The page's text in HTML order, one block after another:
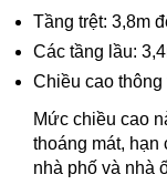
Tầng trệt: 3,8m
Các tầng lầu:
Chiều cao thông
Mức chiều cao
thoáng mát,
nhà phố và nhà